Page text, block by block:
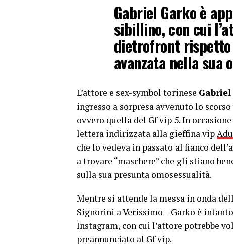
Gabriel Garko è
sibillino, con cui
dietrofront rispetto
avanzata nella sua
L’attore e sex-symbol torinese
ingresso a sorpresa avvenuto lo
ovvero quella del Gf vip 5. In
lettera indirizzata alla gieffina vip
che lo vedeva in passato al fianco
a trovare “maschere” che gli stiano
sulla sua presunta omosessualità.
Mentre si attende la messa in onda
Signorini a Verissimo – Garko è
Instagram, con cui l’attore potrebbe
preannunciato al Gf vip.